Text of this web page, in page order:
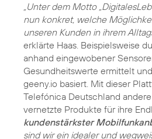
„Unter dem Motto
nun konkret, welche
unseren Kunden in ihrem
erklärte Haas. Beispielsweise
anhand eingewobener
Gesundheitswerte ermittelt
geeny.io basiert. Mit dieser
Telefónica Deutschland
vernetzte Produkte für ihre
kundenstärkster
sind wir ein idealer und